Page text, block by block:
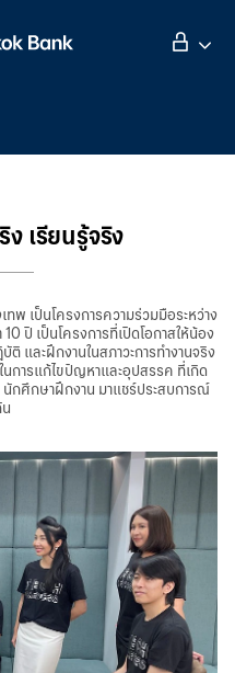
ง เรียนรู้จริง
พ เป็นโครงการความร่วมมือระหว่าง
ปี เป็นโครงการที่เปิดโอกาสให้น้อง
และฝึกงานในสภาวะการทำงานจริง
นการแก้ไขปัญหาและอุปสรรค ที่เกิด
นักศึกษาฝึกงาน มาแชร์ประสบการณ์